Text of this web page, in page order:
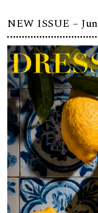
NEW ISSUE –